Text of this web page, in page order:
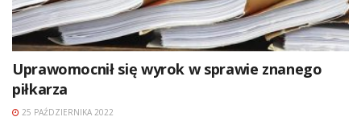
Uprawomocnił się wyrok w sprawie znanego
piłkarza
25 PAŹDZIERNIKA 2022